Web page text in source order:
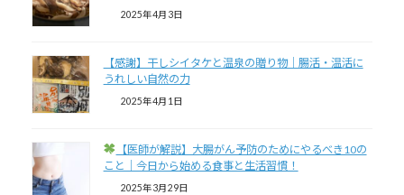
2025年4月3日
【感謝】干しシイタケと温泉の贈り物｜腸活・温活に
うれしい自然の力
2025年4月1日
【医師が解説】大腸がん予防のためにやるべき10の
こと｜今日から始める食事と生活習慣！
2025年3月29日